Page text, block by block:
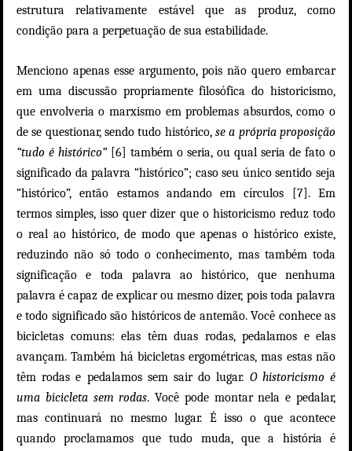
estrutura relativamente estável que as produz, como
condição para a perpetuação de sua estabilidade.
Menciono apenas esse argumento, pois não quero embarcar
em uma discussão propriamente filosófica do historicismo,
que envolveria o marxismo em problemas absurdos, como o
de se questionar, sendo tudo histórico, se a própria proposição
“tudo é histórico”
[6] também o seria, ou qual seria de fato o
significado da palavra “histórico”; caso seu único sentido seja
“histórico”, então estamos andando em círculos [7]. Em
termos simples, isso quer dizer que o historicismo reduz todo
o real ao histórico, de modo que apenas o histórico existe,
reduzindo não só todo o conhecimento, mas também toda
significação e toda palavra ao histórico, que nenhuma
palavra é capaz de explicar ou mesmo dizer, pois toda palavra
e todo significado são históricos de antemão. Você conhece as
bicicletas comuns: elas têm duas rodas, pedalamos e elas
avançam. Também há bicicletas ergométricas, mas estas não
têm rodas e pedalamos sem sair do lugar. O historicismo é
uma bicicleta sem rodas. Você pode montar nela e pedalar,
mas continuará no mesmo lugar. É isso o que acontece
quando proclamamos que tudo muda, que a história é